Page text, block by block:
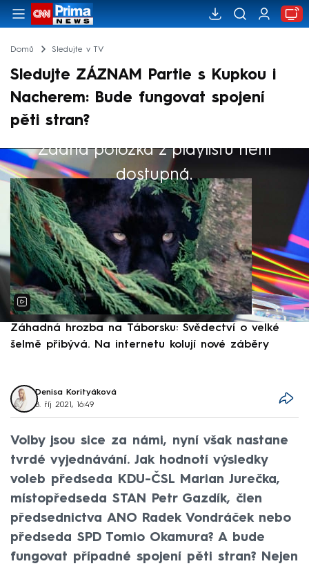
Domů Sledujte v TV
Sledujte ZÁZNAM Partie s Kupkou i
Nacherem: Bude fungovat spojení
pěti stran?
Žádná položka z playlistu není
dostupná.
Výběr redakce
Záhadná hrozba na Táborsku: Svědectví o velké
šelmě přibývá. Na internetu kolují nové záběry
Denisa Korityáková
8. říj 2021, 16:49
Volby jsou sice za námi, nyní však nastane
tvrdé vyjednávání. Jak hodnotí výsledky
voleb předseda KDU-ČSL Marian Jurečka,
místopředseda STAN Petr Gazdík, člen
předsednictva ANO Radek Vondráček nebo
předseda SPD Tomio Okamura? A bude
fungovat případné spojení pěti stran? Nejen